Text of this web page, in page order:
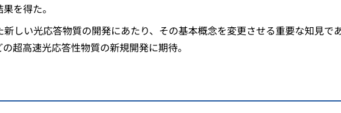
を得た。
新しい光応答物質の開発にあたり、その基本概念を変更させる重要な知見で
超高速光応答性物質の新規開発に期待。